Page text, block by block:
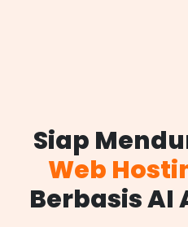
Siap
Web
Berbasis